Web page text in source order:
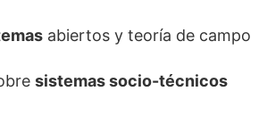
abiertos y teoría de campo
sistemas socio-técnicos